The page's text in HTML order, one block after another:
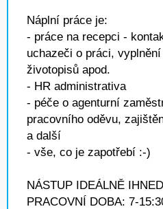
Náplní práce je:
- práce na recepci -
uchazeči o práci,
životopisů apod.
- HR administrativa
- péče o agenturní
pracovního oděvu,
a další
- vše, co je zapotřebí :-)
NÁSTUP IDEÁLNĚ
PRACOVNÍ DOBA: 7-